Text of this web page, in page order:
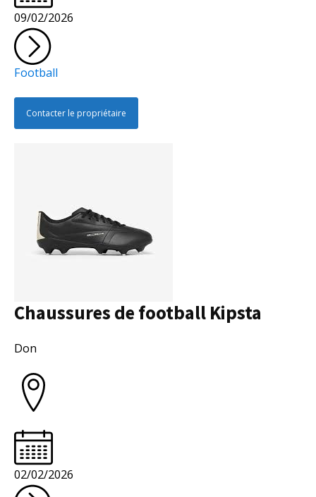
09/02/2026
Football
Contacter le propriétaire
Chaussures de football Kipsta
Don
02/02/2026